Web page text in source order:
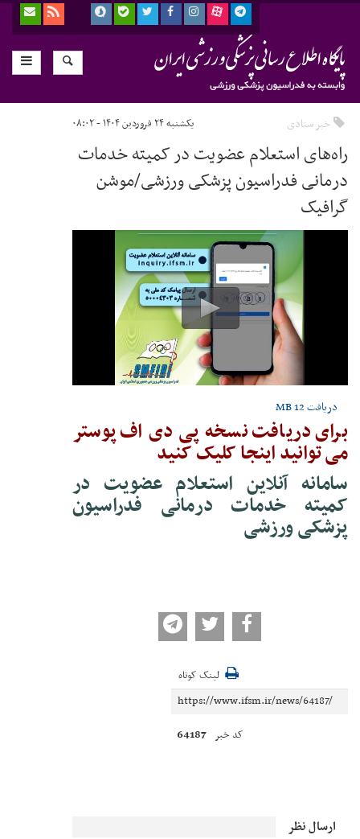
خبر ستادی یکشنبه ۲۴ فروردین ۱۴۰۴ - ۰۸:۰۲
راه‌های استعلام عضویت در کمیته خدمات
درمانی فدراسیون پزشکی ورزشی/موشن
گرافیک
دریافت12 MB
برای دریافت نسخه پی دی اف پوستر
می توانید اینجا کلیک کنید
سامانه آنلاین استعلام عضویت در
کمیته خدمات درمانی فدراسیون
پزشکی ورزشی
لینک کوتاه
کد خبر 64187
ارسال نظر